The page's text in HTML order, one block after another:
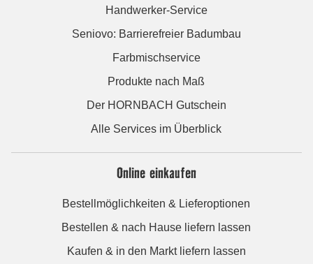
Handwerker-Service
Seniovo: Barrierefreier Badumbau
Farbmischservice
Produkte nach Maß
Der HORNBACH Gutschein
Alle Services im Überblick
Online einkaufen
Bestellmöglichkeiten & Lieferoptionen
Bestellen & nach Hause liefern lassen
Kaufen & in den Markt liefern lassen